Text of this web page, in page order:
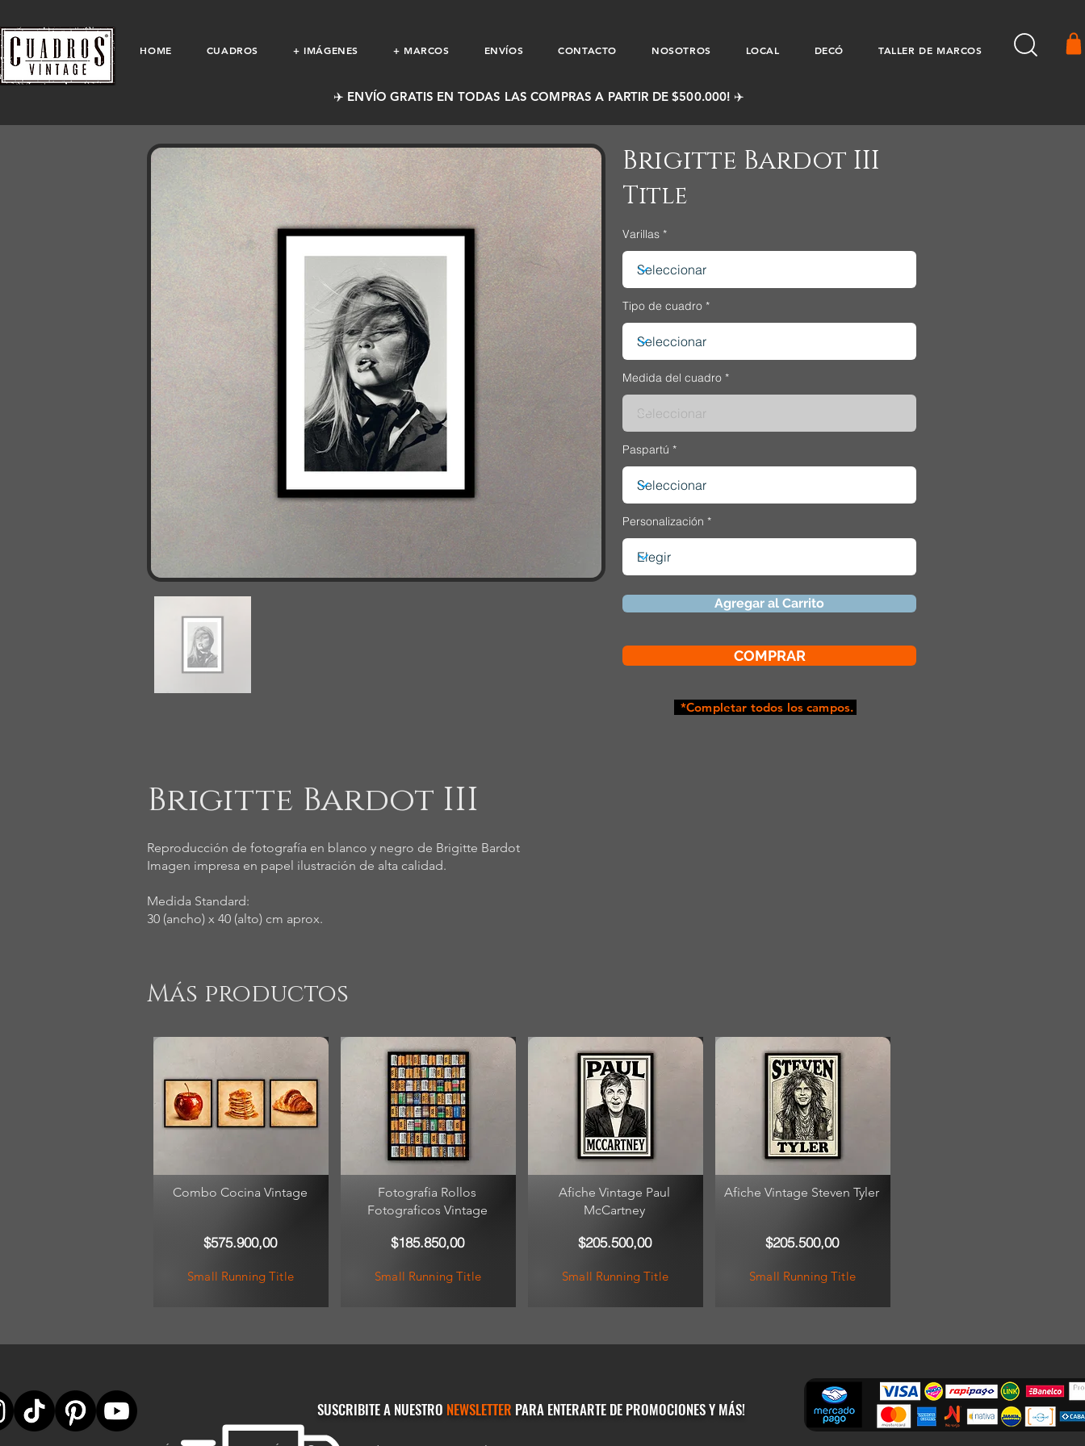
HOME CUADROS + IMÁGENES + MARCOS ENVÍOS CONTACTO NOSOTROS LOCAL DECÓ TALLER DE MARCOS
✈️ ENVÍO GRATIS EN TODAS LAS COMPRAS A PARTIR DE $500.000! ✈️
Brigitte Bardot III
Title
Varillas
Tipo de cuadro
Medida del cuadro
Paspartú
Personalización
Agregar al Carrito
COMPRAR
*Completar todos los campos.
Brigitte Bardot III
Reproducción de fotografía en blanco y negro de Brigitte Bardot
Imagen impresa en papel ilustración de alta calidad.
Medida Standard:
30 (ancho) x 40 (alto) cm aprox.
Más productos
Combo Cocina Vintage
$575.900,00
Small Running Title
Fotografia Rollos
Fotograficos Vintage
$185.850,00
Small Running Title
Afiche Vintage Paul
McCartney
$205.500,00
Small Running Title
Afiche Vintage Steven Tyler
$205.500,00
Small Running Title
SUSCRIBITE A NUESTRO NEWSLETTER PARA ENTERARTE DE PROMOCIONES Y MÁS!